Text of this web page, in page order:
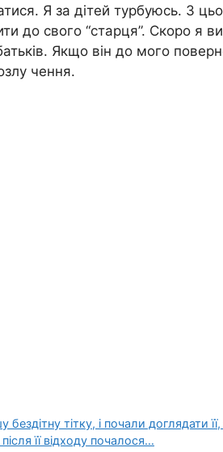
Я за дітей турбуюсь. З
до свого “старця”. Скоро я
Якщо він до мого
чення.
тітку, і почали доглядати
її відходу почалося…